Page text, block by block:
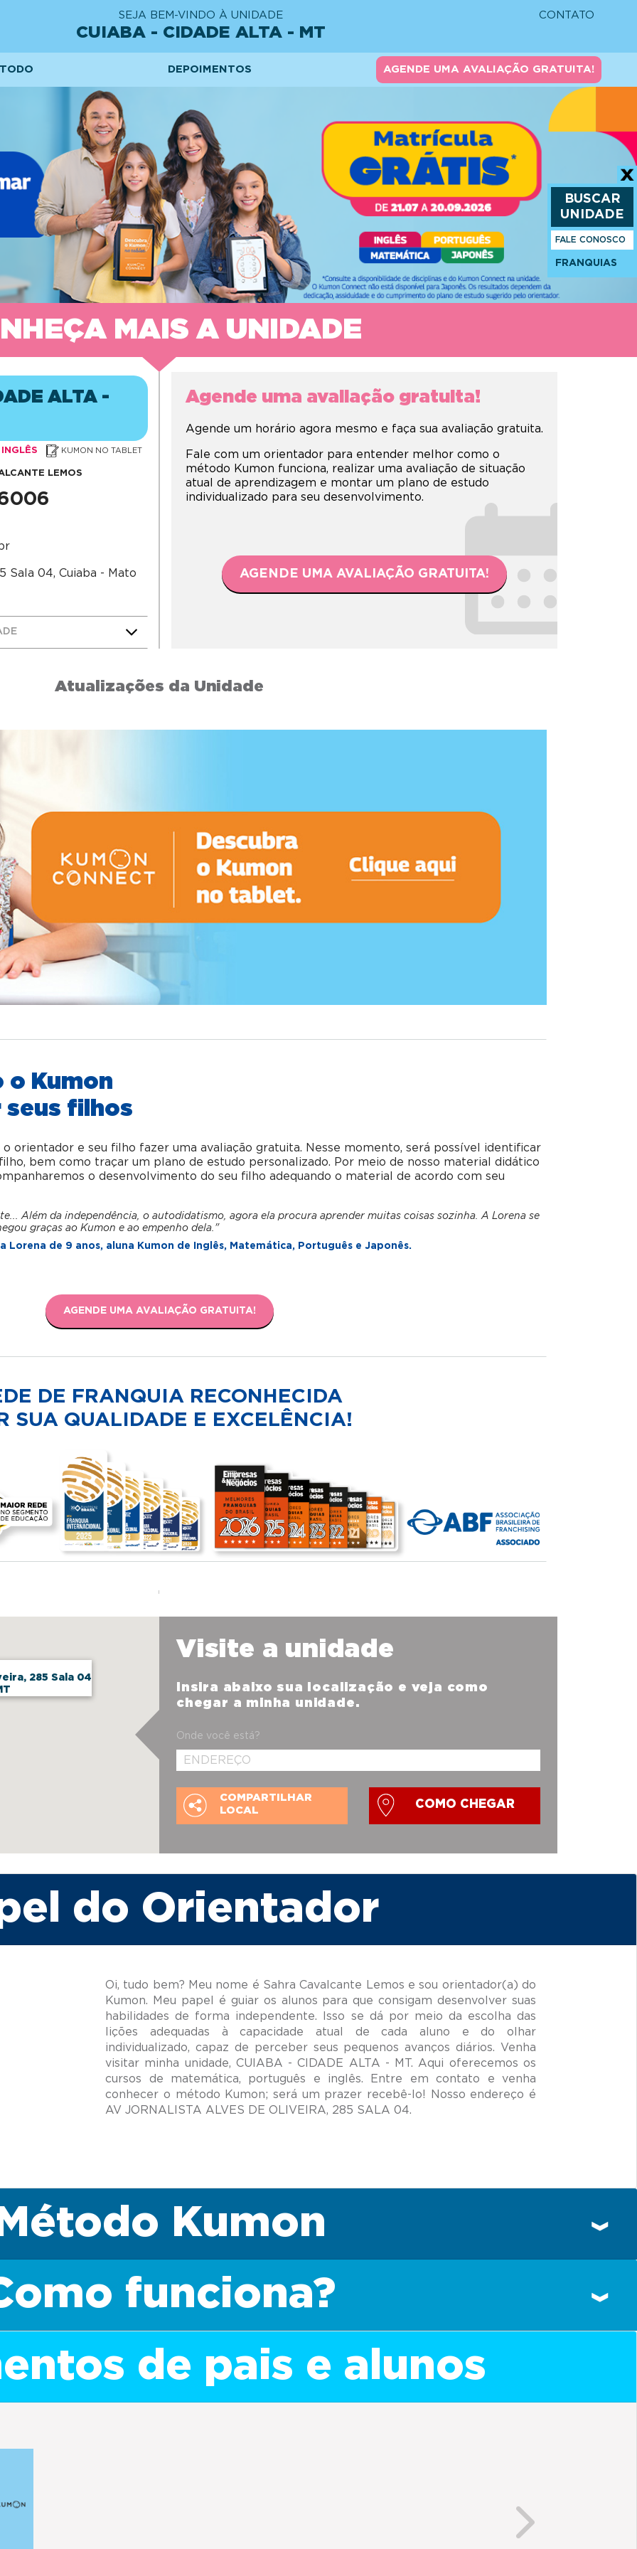
SEJA BEM-VINDO À UNIDADE
CUIABA - CIDADE ALTA - MT
CONTATO
DEPOIMENTOS AGENDE UMA AVALIAÇÃO GRATUITA!
MAIS A UNIDADE
ALTA -
INGLÊS KUMON NO TABLET
LEMOS
Sala 04, Cuiaba - Mato
Agende uma avaliação gratuita!
Agende um horário agora mesmo e faça sua avaliação gratuita.
Fale com um orientador para entender melhor como o
método Kumon funciona, realizar uma avaliação de situação
atual de aprendizagem e montar um plano de estudo
individualizado para seu desenvolvimento.
AGENDE UMA AVALIAÇÃO GRATUITA!
Atualizações da Unidade
o Kumon
filhos
orientador e seu filho fazer uma avaliação gratuita. Nesse momento, será possível identificar
bem como traçar um plano de estudo personalizado. Por meio de nosso material didático
o desenvolvimento do seu filho adequando o material de acordo com seu
Além da independência, o autodidatismo, agora ela procura aprender muitas coisas sozinha. A Lorena se
graças ao Kumon e ao empenho dela."
Lorena de 9 anos, aluna Kumon de Inglês, Matemática, Português e Japonês.
AGENDE UMA AVALIAÇÃO GRATUITA!
DE FRANQUIA RECONHECIDA
SUA QUALIDADE E EXCELÊNCIA!
285 Sala 04
Visite a unidade
Insira abaixo sua localização e veja como
chegar a minha unidade.
Onde você está?
COMPARTILHAR
LOCAL
COMO CHEGAR
do Orientador
Oi, tudo bem? Meu nome é Sahra Cavalcante Lemos e sou orientador(a) do
Kumon. Meu papel é guiar os alunos para que consigam desenvolver suas
habilidades de forma independente. Isso se dá por meio da escolha das
lições adequadas à capacidade atual de cada aluno e do olhar
individualizado, capaz de perceber seus pequenos avanços diários. Venha
visitar minha unidade, CUIABA - CIDADE ALTA - MT. Aqui oferecemos os
cursos de matemática, português e inglês. Entre em contato e venha
conhecer o método Kumon; será um prazer recebê-lo! Nosso endereço é
Kumon
funciona?
de pais e alunos
Next
BUSCAR
UNIDADE
FALE CONOSCO
FRANQUIAS